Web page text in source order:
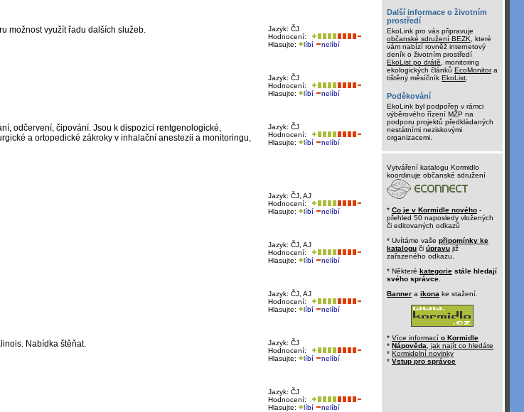
Jazyk: ČJ
Hodnocení:
Hlasujte:
líbí nelíbí
možnost využít řadu dalších služeb.
Jazyk: ČJ
Hodnocení:
Hlasujte:
líbí nelíbí
Jazyk: ČJ
Hodnocení:
Hlasujte:
líbí nelíbí
odčervení, čipování. Jsou k dispozici rentgenologické,
a ortopedické zákroky v inhalační anestezii a monitoringu,
Jazyk: ČJ, AJ
Hodnocení:
Hlasujte:
líbí nelíbí
Jazyk: ČJ, AJ
Hodnocení:
Hlasujte:
líbí nelíbí
Jazyk: ČJ, AJ
Hodnocení:
Hlasujte:
líbí nelíbí
Jazyk: ČJ
Hodnocení:
Hlasujte:
líbí nelíbí
Nabídka štěňat.
Jazyk: ČJ
Hodnocení:
Hlasujte:
líbí nelíbí
Další informace o životním
prostředí
EkoLink pro vás připravuje
občanské sdružení BEZK , které
vám nabízí rovněž internetový
deník o životním prostředí
EkoList po drátě , monitoring
ekologických článků EcoMonitora
tištěný měsíčník EkoList
Poděkování
EkoLink byl podpořen v rámci
výběrového řízení MŽP na
podporu projektů předkládaných
nestátními neziskovými
organizacemi.
Vytváření katalogu Kormidlo
koordinuje občanské sdružení
* Co je v Kormidle nového -
přehled 50 naposledy vložených
či editovaných odkazů
* Uvítáme vaše připomínky ke
katalogu či úpravu již
zařazeného odkazu.
* Některé kategorie stále hledají
svého správce
Banner a ikona ke stažení.
* Více informací o Kormidle
* Nápověda , jak najít co hledáte
* Kormidelní novinky
* Vstup pro správce